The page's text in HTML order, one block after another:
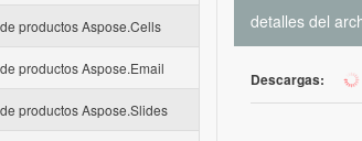
productos Aspose.Cells
productos Aspose.Email
productos Aspose.Slides
detalles del
Descargas: 107